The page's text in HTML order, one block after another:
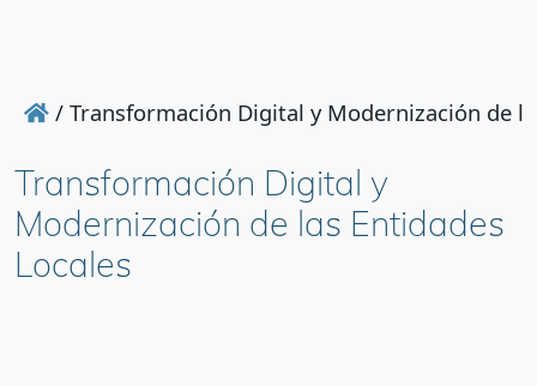
/ Transformación Digital y Modernización de
Transformación Digital y
Modernización de las Entidades
Locales